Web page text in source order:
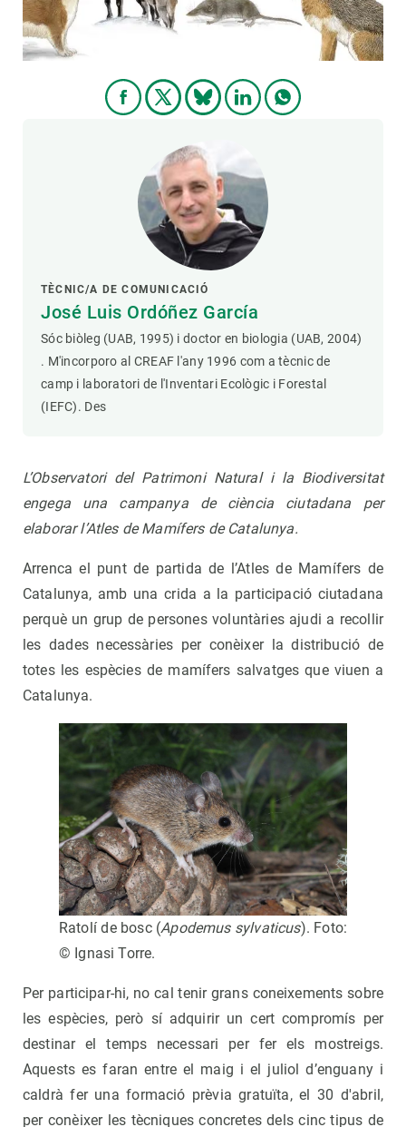
TÈCNIC/A DE COMUNICACIÓ
José Luis Ordóñez García
Sóc biòleg (UAB, 1995) i doctor en biologia (UAB, 2004)
. M'incorporo al CREAF l'any 1996 com a tècnic de
camp i laboratori de l'Inventari Ecològic i Forestal
(IEFC). Des
L’Observatori del Patrimoni Natural i la Biodiversitat
engega una campanya de ciència ciutadana per
elaborar l’Atles de Mamífers de Catalunya.
Arrenca el punt de partida de l’Atles de Mamífers de
Catalunya, amb una crida a la participació ciutadana
perquè un grup de persones voluntàries ajudi a recollir
les dades necessàries per conèixer la distribució de
totes les espècies de mamífers salvatges que viuen a
Catalunya.
Ratolí de bosc (Apodemus sylvaticus). Foto:
© Ignasi Torre.
Per participar-hi, no cal tenir grans coneixements sobre
les espècies, però sí adquirir un cert compromís per
destinar el temps necessari per fer els mostreigs.
Aquests es faran entre el maig i el juliol d’enguany i
caldrà fer una formació prèvia gratuïta, el 30 d'abril,
per conèixer les tècniques concretes dels cinc tipus de